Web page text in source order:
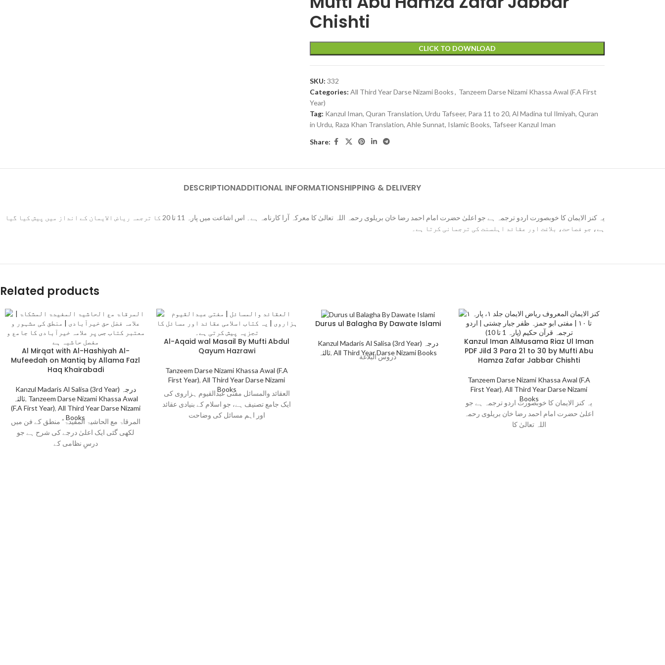
Chishti
CLICK TO DOWNLOAD
SKU: 332
Categories: All Third Year Darse Nizami Books, Tanzeem Darse Nizami Khassa Awal (F.A First
Year)
Tag: Kanzul Iman, Quran Translation, Urdu Tafseer, Para 11 to 20, Al Madina tul Ilmiyah, Quran
in Urdu, Raza Khan Translation, Ahle Sunnat, Islamic Books, Tafseer Kanzul Iman
Share:
DESCRIPTIONADDITIONAL INFORMATIONSHIPPING & DELIVERY
یہ کنز الایمان کا خوبصورت اردو ترجمہ ہے جو اعلیٰ حضرت امام احمد رضا خان بریلوی رحمہ اللہ تعالیٰ کا معرکہ آرا کارنامہ ہے۔ اس اشاعت میں پارہ 11 تا 20 کا ترجمہ ریاض الایمان کے انداز میں پیش کیا گیا
ہے، جو فصاحت، بلاغت اور عقائد اہلسنت کی ترجمانی کرتا ہے۔
Related products
Al Mirqat with Al-Hashiyah Al-
Mufeedah on Mantiq by Allama Fazl
Haq Khairabadi
Kanzul Madaris Al Salisa (3rd Year) درجہ
ثالثہ, Tanzeem Darse Nizami Khassa Awal
(F.A First Year), All Third Year Darse Nizami
Books
المرقاۃ مع الحاشیۃ المفیدۃ” منطق کے فن میں
لکھی گئی ایک اعلیٰ درجے کی شرح ہے جو
درسِ نظامی کے
Al-Aqaid wal Masail By Mufti Abdul
Qayum Hazrawi
Tanzeem Darse Nizami Khassa Awal (F.A
First Year),All Third Year Darse Nizami
Books
العقائد والمسائل مفتی عبدالقیوم ہزاروی کی
ایک جامع تصنیف ہے، جو اسلام کے بنیادی عقائد
اور اہم مسائل کی وضاحت
Durus ul Balagha By Dawate Islami
Kanzul Madaris Al Salisa (3rd Year) درجہ
ثالثہ,All Third Year Darse Nizami Books
دروس البلاغة
Kanzul Iman AlMusama Riaz Ul Iman
PDF Jild 3 Para 21 to 30 by Mufti Abu
Hamza Zafar Jabbar Chishti
Tanzeem Darse Nizami Khassa Awal (F.A
First Year),All Third Year Darse Nizami
Books
یہ کنز الایمان کا خوبصورت اردو ترجمہ ہے جو
اعلیٰ حضرت امام احمد رضا خان بریلوی رحمہ
اللہ تعالیٰ کا